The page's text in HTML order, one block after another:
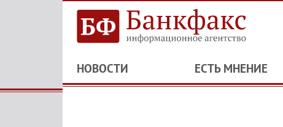
НОВОСТИ ЕСТЬ МНЕНИЕ